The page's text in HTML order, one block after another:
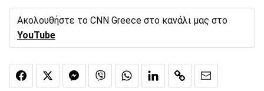
Ακολουθήστε το CNN Greece στο κανάλι μας στο
YouTube